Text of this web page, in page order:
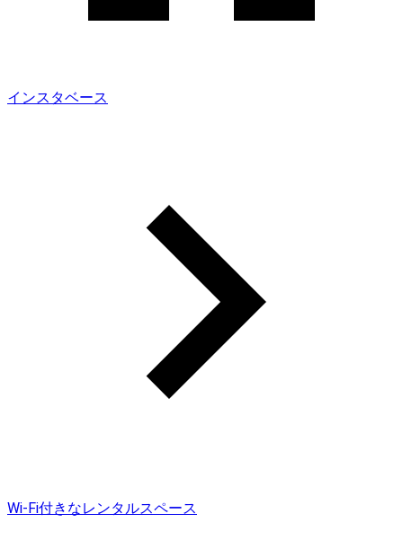
インスタベース
Wi-Fi付きなレンタルスペース